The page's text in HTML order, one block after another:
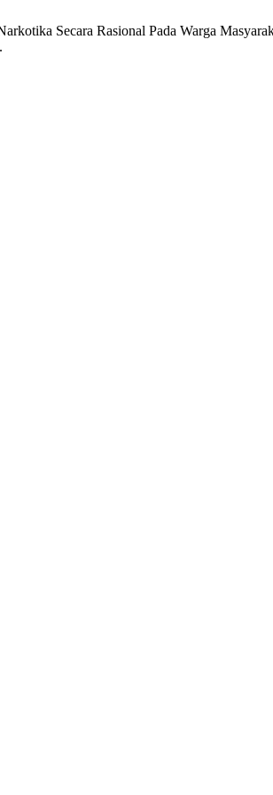
Secara Rasional Pada Warga